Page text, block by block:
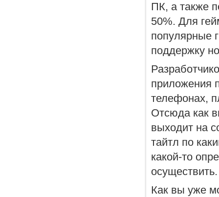
ПК, а также
50%. Для
популярные
поддержку
приложения
телефонах,
Отсюда как
выходит на
тайтл по
какой-то
осуществить.
Как вы уже